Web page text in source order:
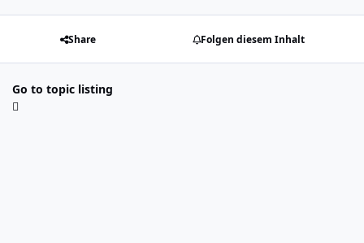
Share Folgen diesem Inhalt
Go to topic listing